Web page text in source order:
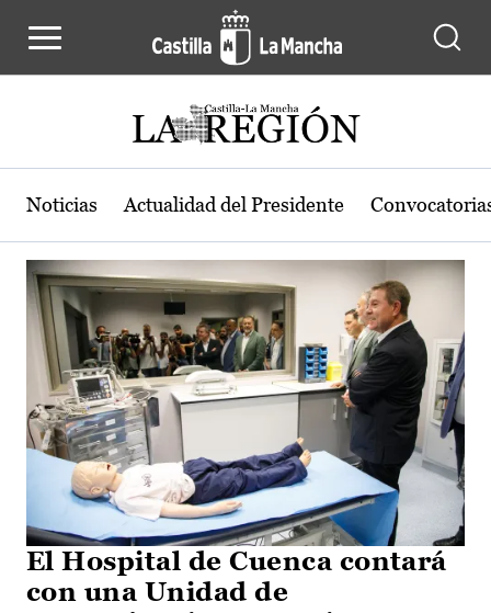
Actualidad de la región de Castilla-
Noticias Actualidad del Presidente
El Hospital de Cuenca contará
con una Unidad de